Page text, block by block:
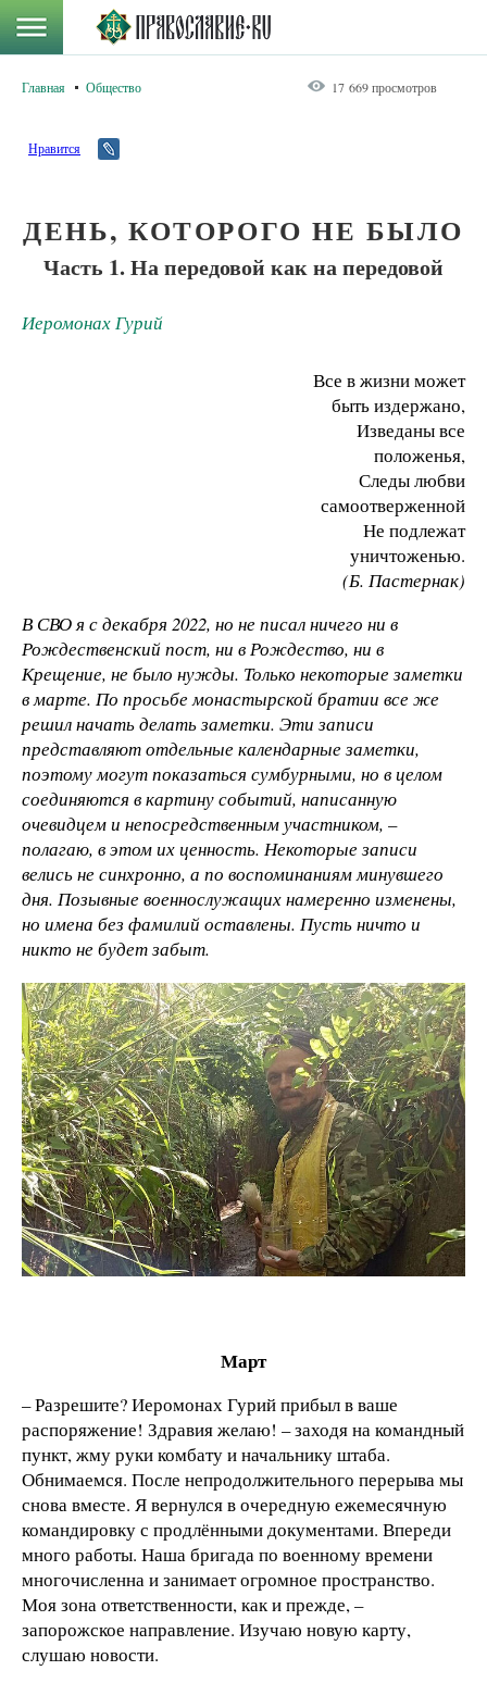
Главная Общество 17 669 просмотров
Нравится
ДЕНЬ, КОТОРОГО НЕ БЫЛО
Часть 1. На передовой как на передовой
Иеромонах Гурий
Все в​ жизни может
быть издержано,
Изведаны все
положенья,
Следы любви
самоотверженной
Не​ подлежат
уничтоженью.
(Б. Пастернак)
В СВО я с декабря 2022, но не писал ничего ни в
Рождественский пост, ни в Рождество, ни в
Крещение, не было нужды. Только некоторые заметки
в марте. По просьбе монастырской братии все же
решил начать делать заметки. Эти записи
представляют отдельные календарные заметки,
поэтому могут показаться сумбурными, но в целом
соединяются в картину событий, написанную
очевидцем и непосредственным участником, –
полагаю, в этом их ценность. Некоторые записи
велись не синхронно, а по воспоминаниям минувшего
дня. Позывные военнослужащих намеренно изменены,
но имена без фамилий оставлены. Пусть ничто и
никто не будет забыт.
Март
– Разрешите? Иеромонах Гурий прибыл в ваше
распоряжение! Здравия желаю! – заходя на командный
пункт, жму руки комбату и начальнику штаба.
Обнимаемся. После непродолжительного перерыва мы
снова вместе. Я вернулся в очередную ежемесячную
командировку с продлёнными документами. Впереди
много работы. Наша бригада по военному времени
многочисленна и занимает огромное пространство.
Моя зона ответственности, как и прежде, –
запорожское направление. Изучаю новую карту,
слушаю новости.